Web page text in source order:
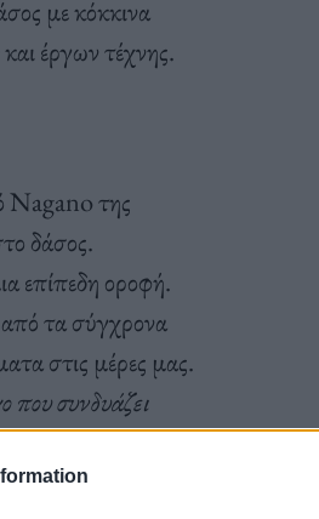
με κόκκινα
έργων τέχνης.
Nagano της
δάσος.
επίπεδη οροφή.
από τα σύγχρονα
στις μέρες μας.
που συνδυάζει
η ιαπωνική